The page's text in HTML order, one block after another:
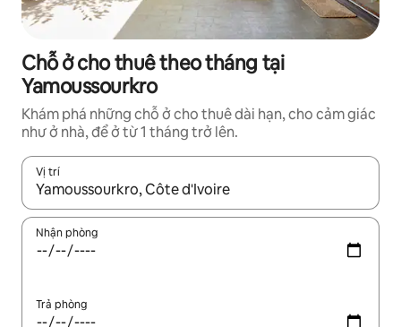
Chỗ ở cho thuê theo tháng tại
Yamoussourkro
Khám phá những chỗ ở cho thuê dài hạn, cho cảm giác
như ở nhà, để ở từ 1 tháng trở lên.
Vị trí
Khi có kết quả, hãy điều hướng bằng phím mũi tên lên và
Nhận phòng
Trả phòng